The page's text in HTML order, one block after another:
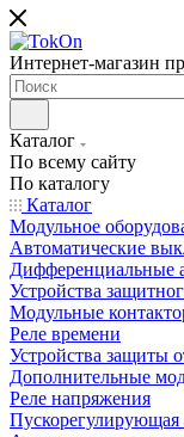
Интернет-магазин
Каталог
По всему сайту
По каталогу
Каталог
Модульное
Автоматические
Дифференциальные
Устройства
Модульные
Реле времени
Устройства защиты
Дополнительные
Реле напряжения